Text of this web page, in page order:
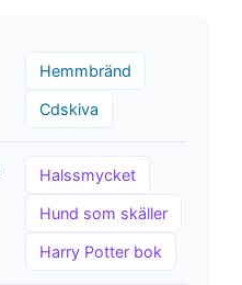
Hemmbränd
Cdskiva
Halssmycket
Hund som skäller
Harry Potter bok